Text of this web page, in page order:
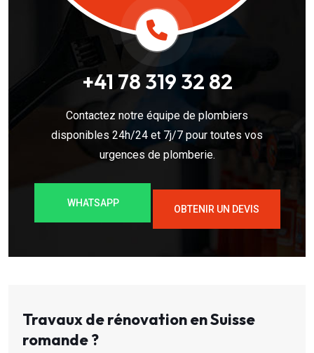
+41 78 319 32 82
Contactez notre équipe de plombiers
disponibles 24h/24 et 7j/7 pour toutes vos
urgences de plomberie.
WHATSAPP
OBTENIR UN DEVIS
Travaux de rénovation en Suisse
romande ?